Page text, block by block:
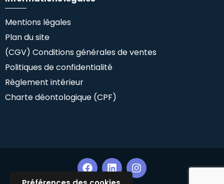
Mentions légales
Plan du site
(CGV) Conditions générales de ventes
Politiques de confidentialité
Règlement intérieur
Charte déontologique (CPF)